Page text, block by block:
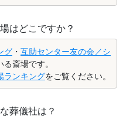
はどこですか？
グ ・ 互助センター友の会／シ
斎場です。
ランキングをご覧ください。
葬儀社は？